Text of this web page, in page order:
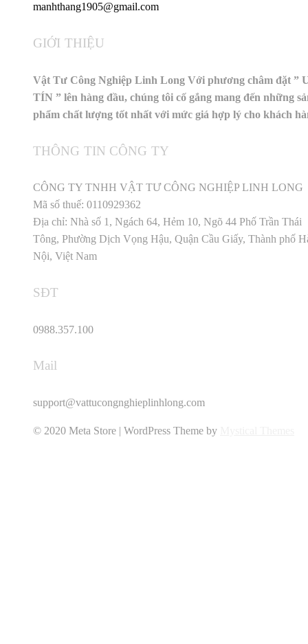
manhthang1905@gmail.com
GIỚI THIỆU
Vật Tư Công Nghiệp Linh Long Với phương châm đặt ”
TÍN ” lên hàng đầu, chúng tôi cố gắng mang đến những
phẩm chất lượng tốt nhất với mức giá hợp lý cho khách
THÔNG TIN CÔNG TY
CÔNG TY TNHH VẬT TƯ CÔNG NGHIỆP LINH LONG
Mã số thuế: 0110929362
Địa chỉ: Nhà số 1, Ngách 64, Hẻm 10, Ngõ 44 Phố Trần Thái
Tông, Phường Dịch Vọng Hậu, Quận Cầu Giấy, Thành phố
Nội, Việt Nam
SĐT
0988.357.100
Mail
support@vattucongnghieplinhlong.com
© 2020 Meta Store | WordPress Theme by